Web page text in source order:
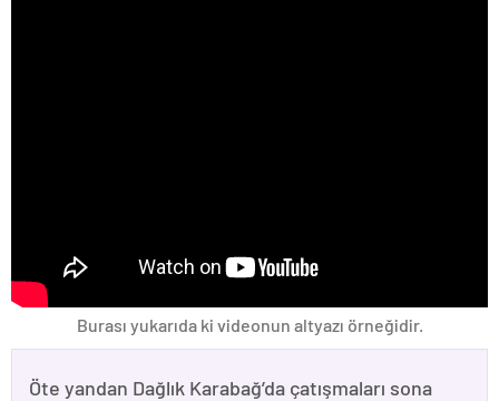
Burası yukarıda ki videonun altyazı örneğidir.
Öte yandan Dağlık Karabağ’da çatışmaları sona